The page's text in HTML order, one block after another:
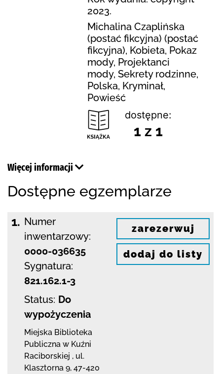
2023.
Michalina Czaplińska
(postać fikcyjna) (postać
fikcyjna), Kobieta, Pokaz
mody, Projektanci
mody, Sekrety rodzinne,
Polska, Kryminał,
Powieść
dostępne:
1 z 1
Więcej informacji
Dostępne egzemplarze
1. Numer
inwentarzowy:
0000-036635
Sygnatura:
821.162.1-3
Status: Do
wypożyczenia
Miejska Biblioteka
Publiczna w Kuźni
Raciborskiej , ul.
Klasztorna 9, 47-420
zarezerwuj
dodaj do listy